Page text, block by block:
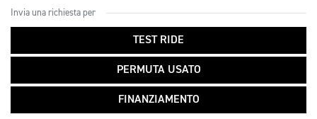
Invia una richiesta per
TEST RIDE
PERMUTA USATO
FINANZIAMENTO